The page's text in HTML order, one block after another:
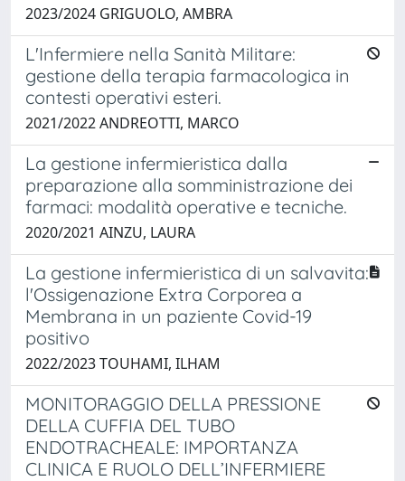
2023/2024 GRIGUOLO, AMBRA
L'Infermiere nella Sanità Militare:
gestione della terapia farmacologica in
contesti operativi esteri.
2021/2022 ANDREOTTI, MARCO
La gestione infermieristica dalla
preparazione alla somministrazione dei
farmaci: modalità operative e tecniche.
2020/2021 AINZU, LAURA
La gestione infermieristica di un salvavita:
l'Ossigenazione Extra Corporea a
Membrana in un paziente Covid-19
positivo
2022/2023 TOUHAMI, ILHAM
MONITORAGGIO DELLA PRESSIONE
DELLA CUFFIA DEL TUBO
ENDOTRACHEALE: IMPORTANZA
CLINICA E RUOLO DELL’INFERMIERE